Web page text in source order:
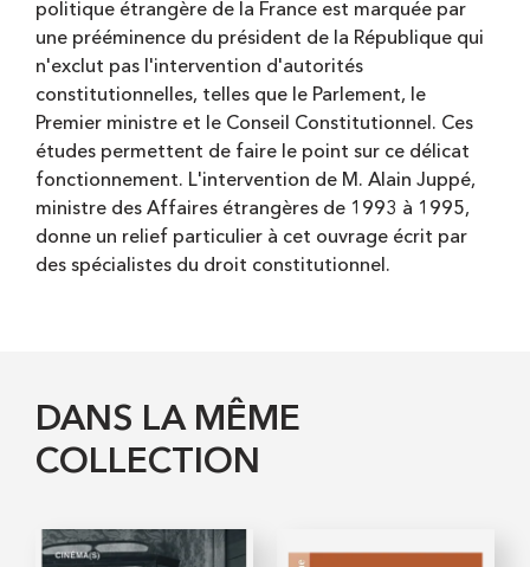
politique étrangère de la France est marquée par
une prééminence du président de la République qui
n'exclut pas l'intervention d'autorités
constitutionnelles, telles que le Parlement, le
Premier ministre et le Conseil Constitutionnel. Ces
études permettent de faire le point sur ce délicat
fonctionnement. L'intervention de M. Alain Juppé,
ministre des Affaires étrangères de 1993 à 1995,
donne un relief particulier à cet ouvrage écrit par
des spécialistes du droit constitutionnel.
DANS LA MÊME
COLLECTION